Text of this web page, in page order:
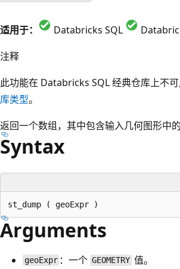
适用于： Databricks SQL
注释
此功能在 Databricks SQL 经典仓库上不
库类型。
返回一个数组，其中包含输入几何图形中
Syntax
Arguments
geoExpr ：一个 GEOMETRY 值。